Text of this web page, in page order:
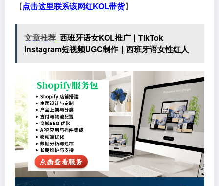
【点击这里联系该网红KOL带货】
文章推荐 西班牙语女KOL推广｜TikTok
Instagram短视频UGC制作｜西班牙语女性红人